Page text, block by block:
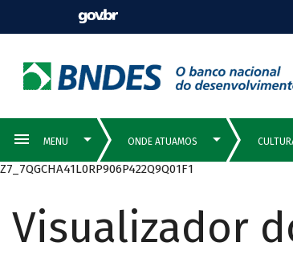
Z7_7QGCHA41L0RP906P422Q9Q01F1
Visualizador